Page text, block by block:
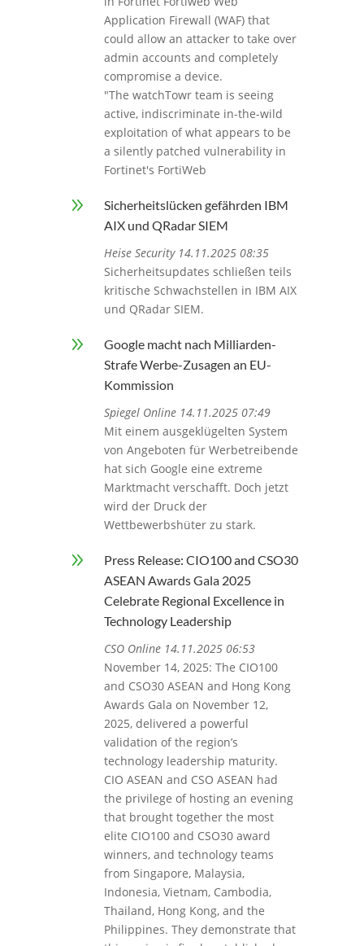
Application Firewall (WAF) that
could allow an attacker to take over
admin accounts and completely
compromise a device.
"The watchTowr team is seeing
active, indiscriminate in-the-wild
exploitation of what appears to be
a silently patched vulnerability in
Fortinet's FortiWeb
9
Sicherheitslücken gefährden IBM
AIX und QRadar SIEM
Heise Security 14.11.2025 08:35
Sicherheitsupdates schließen teils
kritische Schwachstellen in IBM AIX
und QRadar SIEM.
9
Google macht nach Milliarden-
Strafe Werbe-Zusagen an EU-
Kommission
Spiegel Online 14.11.2025 07:49
Mit einem ausgeklügelten System
von Angeboten für Werbetreibende
hat sich Google eine extreme
Marktmacht verschafft. Doch jetzt
wird der Druck der
Wettbewerbshüter zu stark.
9
Press Release: CIO100 and CSO30
ASEAN Awards Gala 2025
Celebrate Regional Excellence in
Technology Leadership
CSO Online 14.11.2025 06:53
November 14, 2025: The CIO100
and CSO30 ASEAN and Hong Kong
Awards Gala on November 12,
2025, delivered a powerful
validation of the region’s
technology leadership maturity.
CIO ASEAN and CSO ASEAN had
the privilege of hosting an evening
that brought together the most
elite CIO100 and CSO30 award
winners, and technology teams
from Singapore, Malaysia,
Indonesia, Vietnam, Cambodia,
Thailand, Hong Kong, and the
Philippines. They demonstrate that